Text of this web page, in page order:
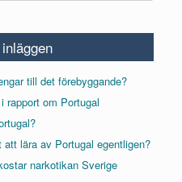
till det förebyggande?
rapport om Portugal
lära av Portugal egentligen?
narkotikan Sverige